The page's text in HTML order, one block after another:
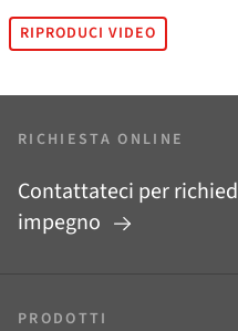
RIPRODUCI VIDEO
RICHIESTA ONLINE
Contattateci per
impegno
PRODOTTI